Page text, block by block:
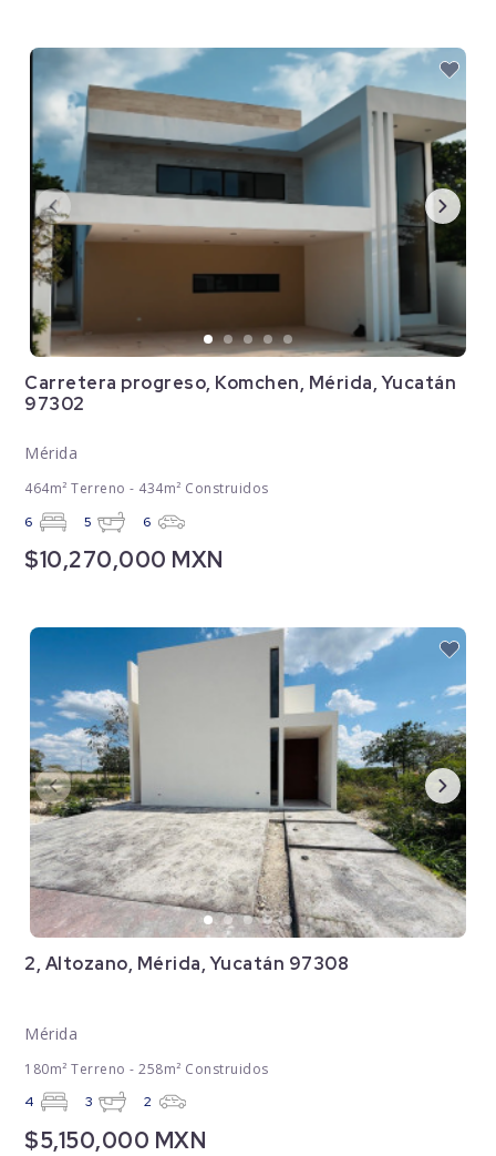
Carretera progreso, Komchen, Mérida, Yucatán
97302
Mérida
464m² Terreno - 434m² Construidos
6 5 6
$10,270,000 MXN
2, Altozano, Mérida, Yucatán 97308
Mérida
180m² Terreno - 258m² Construidos
4 3 2
$5,150,000 MXN